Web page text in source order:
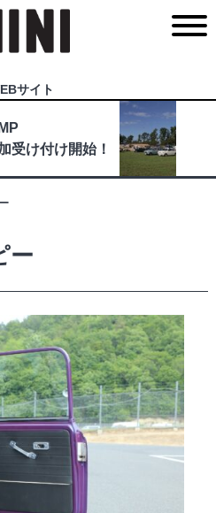
サイト
受け付け開始！
ー